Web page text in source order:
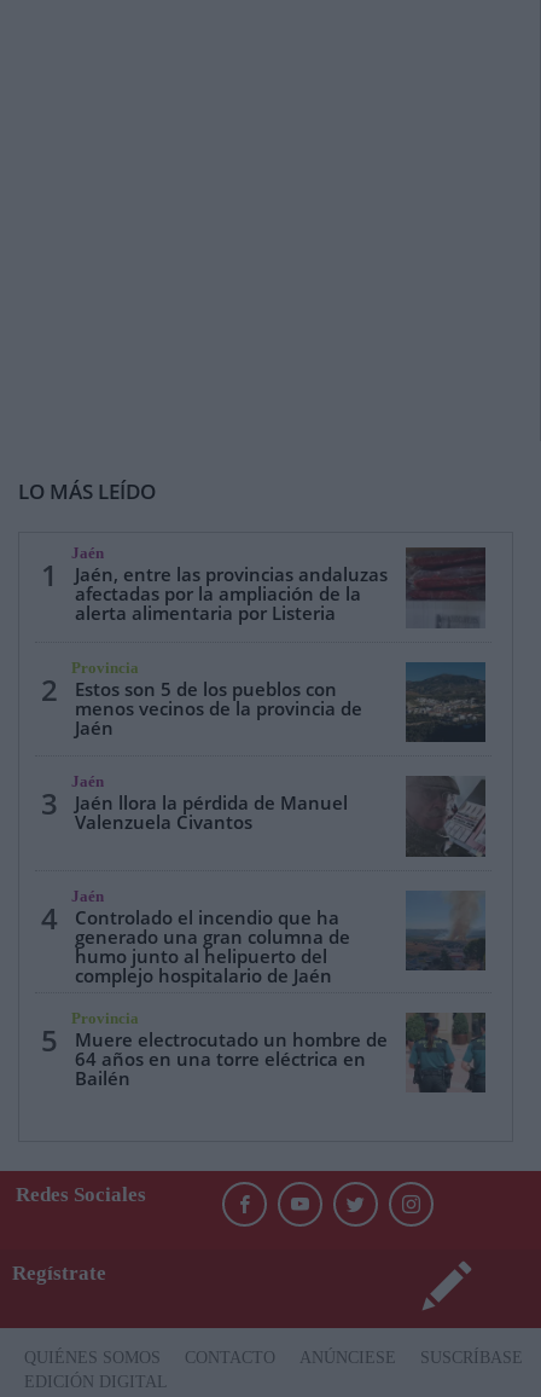
LO MÁS LEÍDO
1
Jaén
Jaén, entre las provincias andaluzas
afectadas por la ampliación de la
alerta alimentaria por Listeria
2
Provincia
Estos son 5 de los pueblos con
menos vecinos de la provincia de
Jaén
3
Jaén
Jaén llora la pérdida de Manuel
Valenzuela Civantos
4
Jaén
Controlado el incendio que ha
generado una gran columna de
humo junto al helipuerto del
complejo hospitalario de Jaén
5
Provincia
Muere electrocutado un hombre de
64 años en una torre eléctrica en
Bailén
Redes Sociales
Regístrate
QUIÉNES SOMOS CONTACTO ANÚNCIESE
SUSCRÍBASE
EDICIÓN DIGITAL